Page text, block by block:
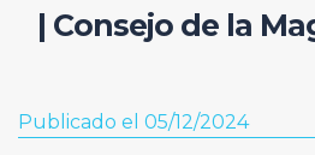
| Consejo de la
Publicado el 05/12/2024